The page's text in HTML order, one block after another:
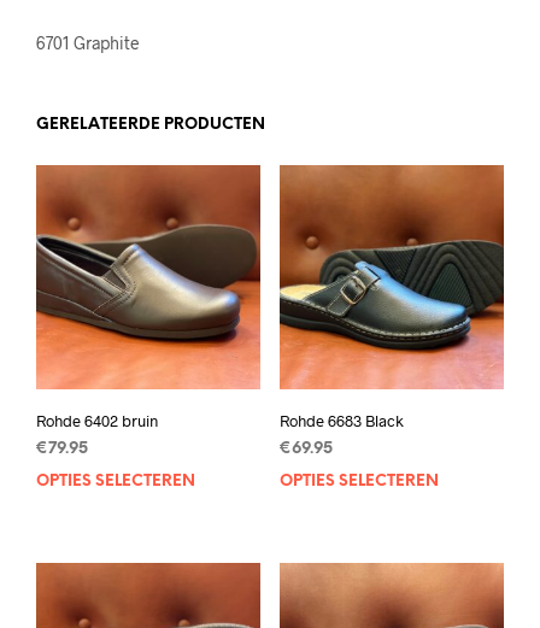
6701 Graphite
GERELATEERDE PRODUCTEN
Rohde 6402 bruin
€79.95
OPTIES SELECTEREN
Dit
meerdere
variaties.
Deze
Rohde 6683 Black
€69.95
OPTIES SELECTEREN
Deze